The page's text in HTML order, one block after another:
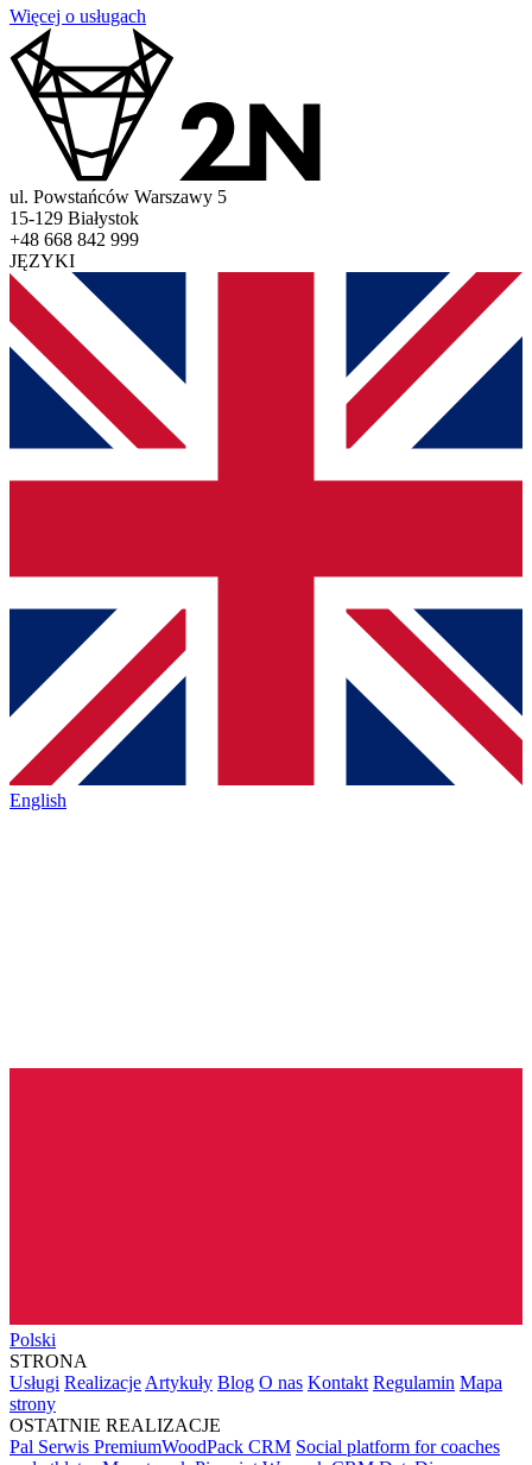
Więcej o usługach
ul. Powstańców Warszawy 5
15-129 Białystok
+48 668 842 999
JĘZYKI
English
Polski
STRONA
Usługi Realizacje Artykuły Blog O nas Kontakt Regulamin Mapa
strony
OSTATNIE REALIZACJE
Pal Serwis PremiumWoodPack CRM Social platform for coaches